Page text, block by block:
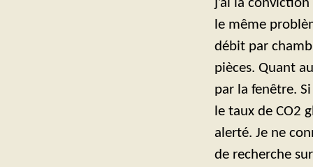
j’ai la
le même
débit par
pièces. Quant
par la fenêtre.
le taux de CO2
alerté. Je ne
de recherche